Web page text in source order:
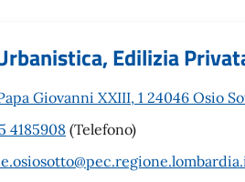
Edilizia
Giovanni XXIII, 1 24046 Osio
4185908(Telefono)